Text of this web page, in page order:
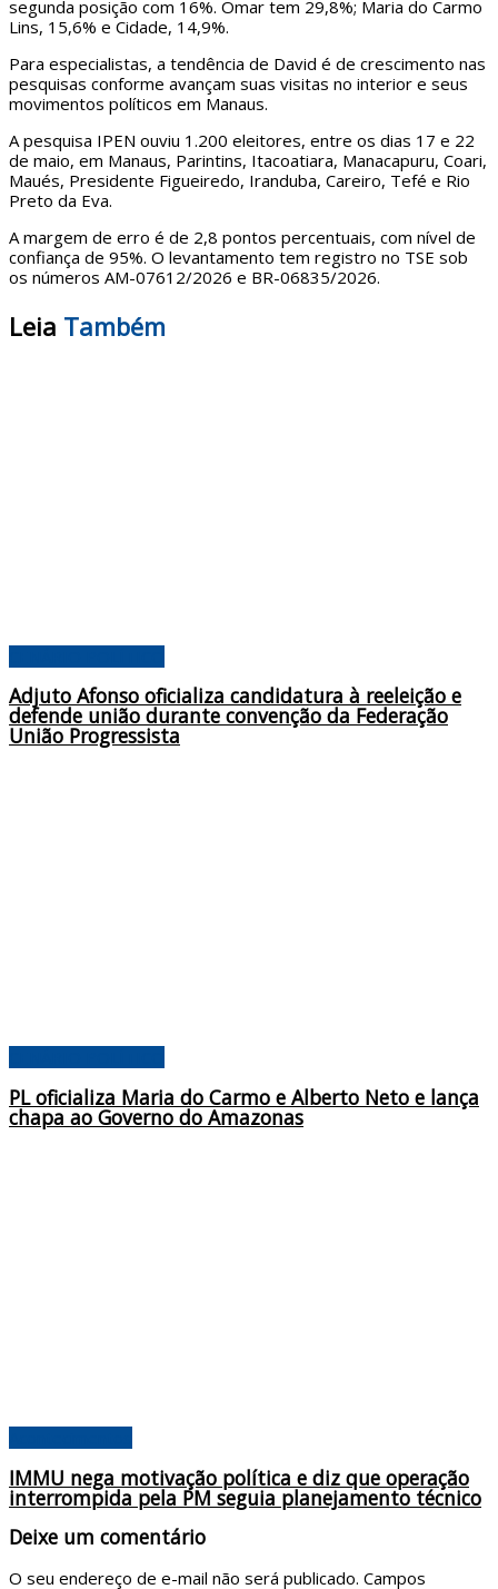
segunda posição com 16%. Omar tem 29,8%; Maria do Carmo
Lins, 15,6% e Cidade, 14,9%.
Para especialistas, a tendência de David é de crescimento nas
pesquisas conforme avançam suas visitas no interior e seus
movimentos políticos em Manaus.
A pesquisa IPEN ouviu 1.200 eleitores, entre os dias 17 e 22
de maio, em Manaus, Parintins, Itacoatiara, Manacapuru, Coari,
Maués, Presidente Figueiredo, Iranduba, Careiro, Tefé e Rio
Preto da Eva.
A margem de erro é de 2,8 pontos percentuais, com nível de
confiança de 95%. O levantamento tem registro no TSE sob
os números AM-07612/2026 e BR-06835/2026.
Leia Também
Adjuto Afonso oficializa candidatura à reeleição e
defende união durante convenção da Federação
União Progressista
PL oficializa Maria do Carmo e Alberto Neto e lança
chapa ao Governo do Amazonas
IMMU nega motivação política e diz que operação
interrompida pela PM seguia planejamento técnico
Deixe um comentário
O seu endereço de e-mail não será publicado. Campos